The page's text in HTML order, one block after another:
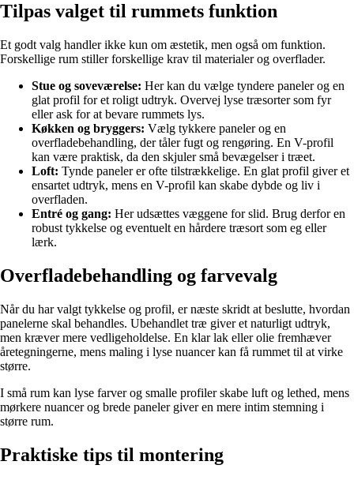
Tilpas valget til rummets funktion
Et godt valg handler ikke kun om æstetik, men også om funktion.
Forskellige rum stiller forskellige krav til materialer og overflader.
Stue og soveværelse: Her kan du vælge tyndere paneler og en
glat profil for et roligt udtryk. Overvej lyse træsorter som fyr
eller ask for at bevare rummets lys.
Køkken og bryggers: Vælg tykkere paneler og en
overfladebehandling, der tåler fugt og rengøring. En V-profil
kan være praktisk, da den skjuler små bevægelser i træet.
Loft: Tynde paneler er ofte tilstrækkelige. En glat profil giver et
ensartet udtryk, mens en V-profil kan skabe dybde og liv i
overfladen.
Entré og gang: Her udsættes væggene for slid. Brug derfor en
robust tykkelse og eventuelt en hårdere træsort som eg eller
lærk.
Overfladebehandling og farvevalg
Når du har valgt tykkelse og profil, er næste skridt at beslutte, hvordan
panelerne skal behandles. Ubehandlet træ giver et naturligt udtryk,
men kræver mere vedligeholdelse. En klar lak eller olie fremhæver
åretegningerne, mens maling i lyse nuancer kan få rummet til at virke
større.
I små rum kan lyse farver og smalle profiler skabe luft og lethed, mens
mørkere nuancer og brede paneler giver en mere intim stemning i
større rum.
Praktiske tips til montering